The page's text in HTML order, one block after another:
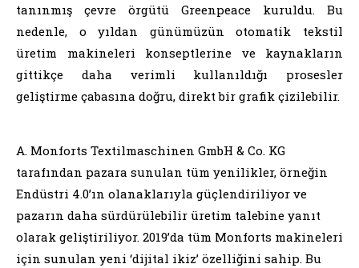
tanınmış çevre örgütü Greenpeace kuruldu. Bu
nedenle, o yıldan günümüzün otomatik tekstil
üretim makineleri konseptlerine ve kaynakların
gittikçe daha verimli kullanıldığı prosesler
geliştirme çabasına doğru, direkt bir grafik çizilebilir.
A. Monforts Textilmaschinen GmbH & Co. KG
tarafından pazara sunulan tüm yenilikler, örneğin
Endüstri 4.0’ın olanaklarıyla güçlendiriliyor ve
pazarın daha sürdürülebilir üretim talebine yanıt
olarak geliştiriliyor. 2019’da tüm Monforts makineleri
için sunulan yeni ‘dijital ikiz’ özelliğini sahip. Bu